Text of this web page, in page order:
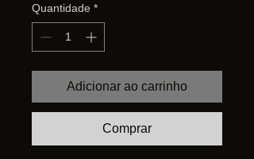
Quantidade *
Adicionar ao carrinho
Comprar